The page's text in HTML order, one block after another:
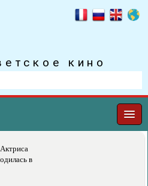
кино
Актриса
в